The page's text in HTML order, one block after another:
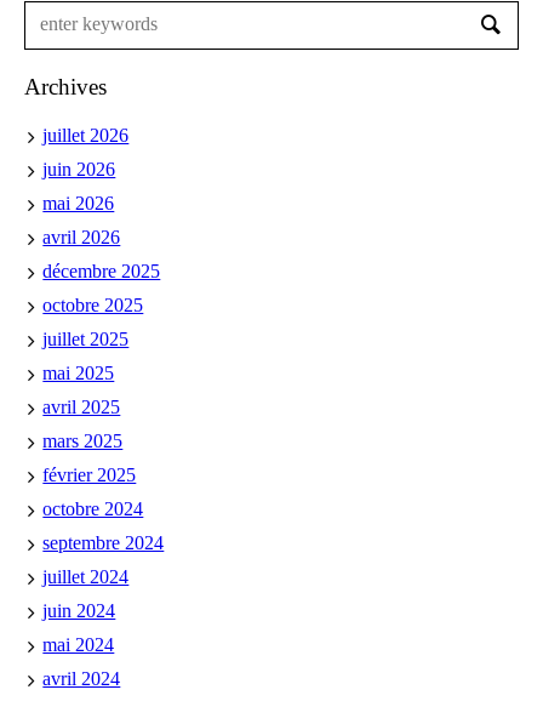
Archives
juillet 2026
juin 2026
mai 2026
avril 2026
décembre 2025
octobre 2025
juillet 2025
mai 2025
avril 2025
mars 2025
février 2025
octobre 2024
septembre 2024
juillet 2024
juin 2024
mai 2024
avril 2024